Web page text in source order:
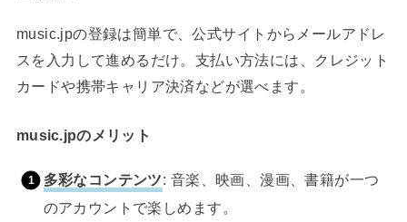
music.jpの登録は簡単で、公式サイトからメールアドレ
スを入力して進めるだけ。支払い方法には、クレジット
カードや携帯キャリア決済などが選べます。
music.jpのメリット
多彩なコンテンツ: 音楽、映画、漫画、書籍が一つ
のアカウントで楽しめます。